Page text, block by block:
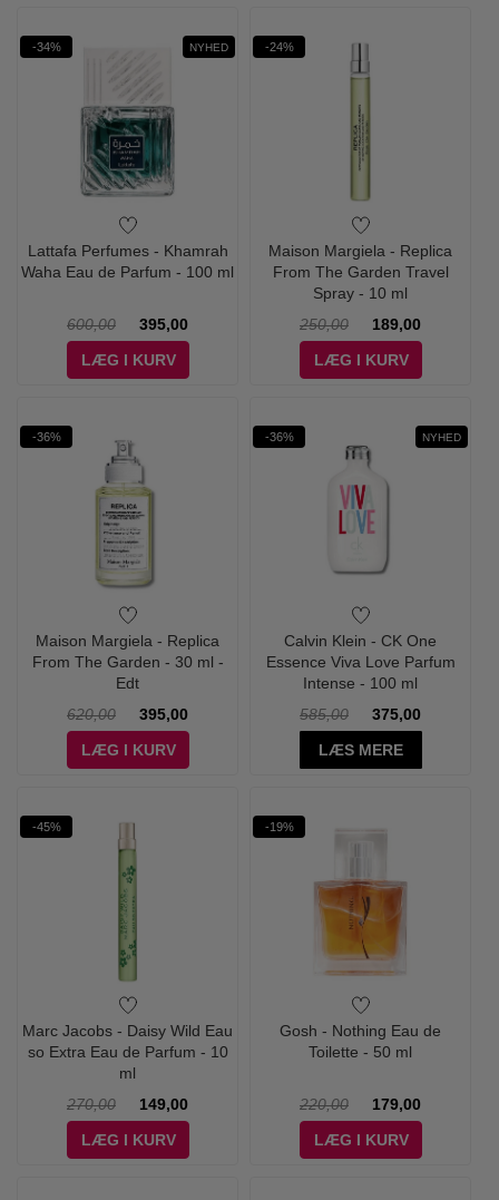
-34% NYHED
Lattafa Perfumes - Khamrah
Waha Eau de Parfum - 100 ml
600,00
395,00
LÆG I KURV
-24%
Maison Margiela - Replica
From The Garden Travel
Spray - 10 ml
250,00
189,00
LÆG I KURV
-36%
Maison Margiela - Replica
From The Garden - 30 ml -
Edt
620,00
395,00
LÆG I KURV
-36% NYHED
Calvin Klein - CK One
Essence Viva Love Parfum
Intense - 100 ml
585,00
375,00
LÆS MERE
-45%
Marc Jacobs - Daisy Wild Eau
so Extra Eau de Parfum - 10
ml
270,00
149,00
LÆG I KURV
-19%
Gosh - Nothing Eau de
Toilette - 50 ml
220,00
179,00
LÆG I KURV